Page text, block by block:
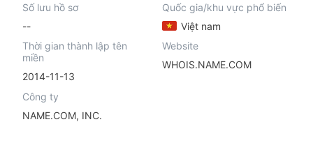
Số lưu hồ sơ
--
Quốc gia/khu vực phổ biến
Việt nam
Thời gian thành lập tên
miền
2014-11-13
Website
WHOIS.NAME.COM
Công ty
NAME.COM, INC.